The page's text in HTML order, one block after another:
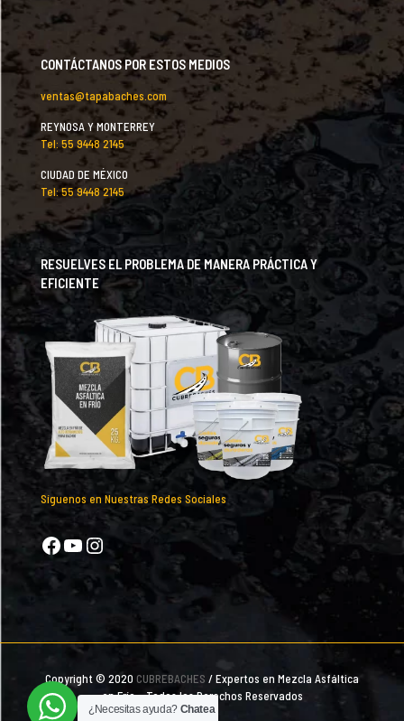
CONTÁCTANOS POR ESTOS MEDIOS
ventas@tapabaches.com
REYNOSA Y MONTERREY
Tel: 55 9448 2145
CIUDAD DE MÉXICO
Tel: 55 9448 2145
RESUELVES EL PROBLEMA DE MANERA PRÁCTICA Y
EFICIENTE
Síguenos en Nuestras Redes Sociales
Facebook
YouTube
Instagram
Copyright © 2020 CUBREBACHES / Expertos en Mezcla Asfáltica
en Frío - Todos los Derechos Reservados
¿Necesitas ayuda? Chatea